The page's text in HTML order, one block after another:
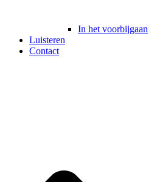
In het voorbijgaan
Luisteren
Contact